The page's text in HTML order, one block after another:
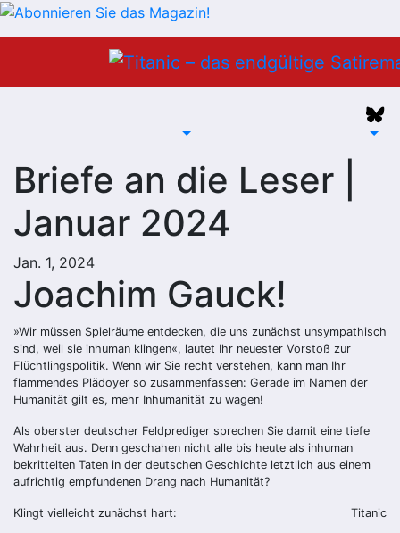
Briefe an die Leser |
Januar 2024
Jan. 1, 2024
Joachim Gauck!
»Wir müssen Spielräume entdecken, die uns zunächst unsympathisch
sind, weil sie inhuman klingen«, lautet Ihr neuester Vorstoß zur
Flüchtlingspolitik. Wenn wir Sie recht verstehen, kann man Ihr
flammendes Plädoyer so zusammenfassen: Gerade im Namen der
Humanität gilt es, mehr Inhumanität zu wagen!
Als oberster deutscher Feldprediger sprechen Sie damit eine tiefe
Wahrheit aus. Denn geschahen nicht alle bis heute als inhuman
bekrittelten Taten in der deutschen Geschichte letztlich aus einem
aufrichtig empfundenen Drang nach Humanität?
Klingt vielleicht zunächst hart: Titanic